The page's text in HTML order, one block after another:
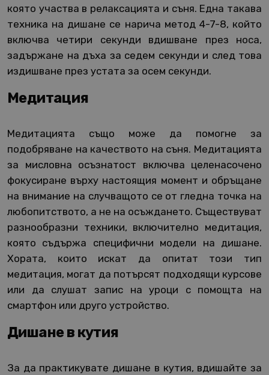
която участва в релаксацията и съня. Една такава
техника на дишане се нарича метод 4-7-8, който
включва четири секунди вдишване през носа,
задържане на дъха за седем секунди и след това
издишване през устата за осем секунди.
Медитация
Медитацията също може да помогне за
подобряване на качеството на съня. Медитацията
за мисловна осъзнатост включва целенасочено
фокусиране върху настоящия момент и обръщане
на внимание на случващото се от гледна точка на
любопитството, а не на осъждането. Съществуват
разнообразни техники, включително медитация,
която съдържа специфични модели на дишане.
Хората, които искат да опитат този тип
медитация, могат да потърсят подходящи курсове
или да слушат запис на уроци с помощта на
смартфон или друго устройство.
Дишане в кутия
За да практикувате дишане в кутия, вдишайте за